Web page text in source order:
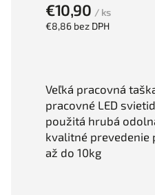
€10,90 / ks
€8,86 bez DPH
Veľká pracovná
pracovné LED
použitá hrubá
kvalitné
až do 10kg